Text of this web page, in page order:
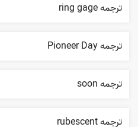
ترجمه ring gage
ترجمه Pioneer Day
ترجمه soon
ترجمه rubescent